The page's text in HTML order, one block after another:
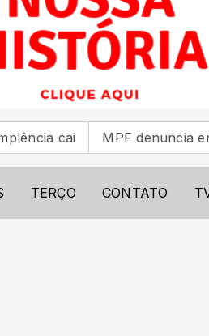
MPF denuncia empresas
TERÇO CONTATO